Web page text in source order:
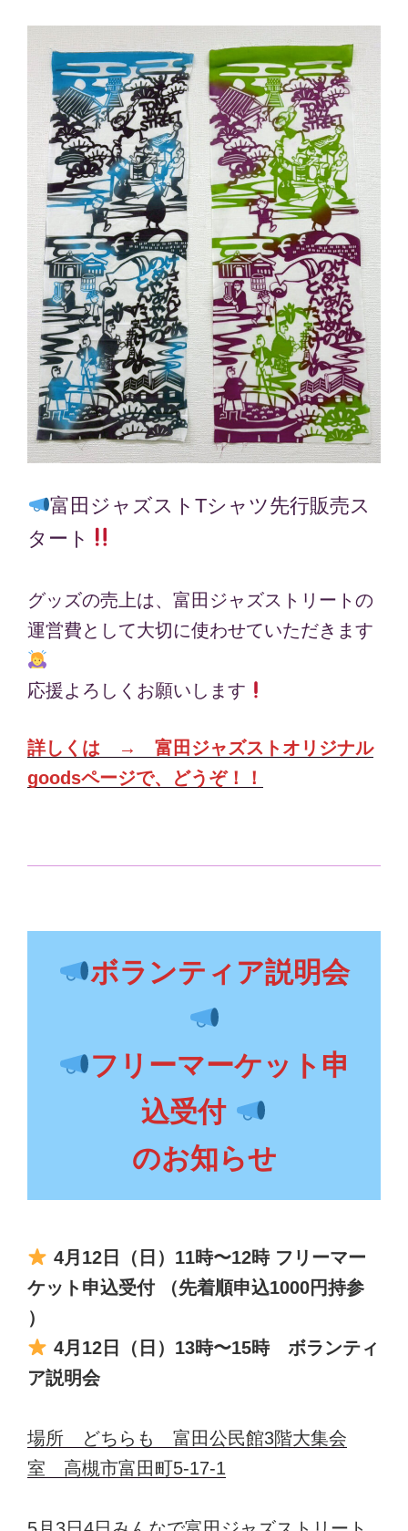
富田ジャズストTシャツ先行販売ス
タート
グッズの売上は、富田ジャズストリートの
運営費として大切に使わせていただきます
応援よろしくお願いします
詳しくは → 富田ジャズストオリジナル
goodsページで、どうぞ！！
ボランティア説明会
フリーマーケット申
込受付
のお知らせ
4月12日（日）11時〜12時 フリーマー
ケット申込受付 （先着順申込1000円持参
）
4月12日（日）13時〜15時 ボランティ
ア説明会
場所 どちらも 富田公民館3階大集会
室 高槻市富田町5-17-1